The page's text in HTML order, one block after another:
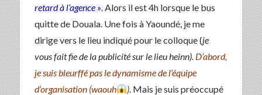
retard à l’agence » . Alors il est 4h lorsque le bus
quitte de Douala. Une fois à Yaoundé, je me
dirige vers le lieu indiqué pour le colloque (je
vous fait fie de la publicité sur le lieu heinn). D’abord,
je suis bleurffé pas le dynamisme de l’équipe
d’organisation (waouh
). Mais je suis préoccupé